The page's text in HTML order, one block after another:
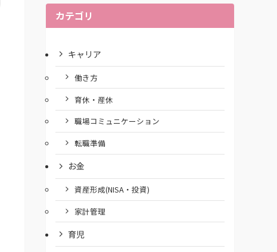
カテゴリ
キャリア
働き方
育休・産休
職場コミュニケーション
転職準備
お金
資産形成(NISA・投資)
家計管理
育児